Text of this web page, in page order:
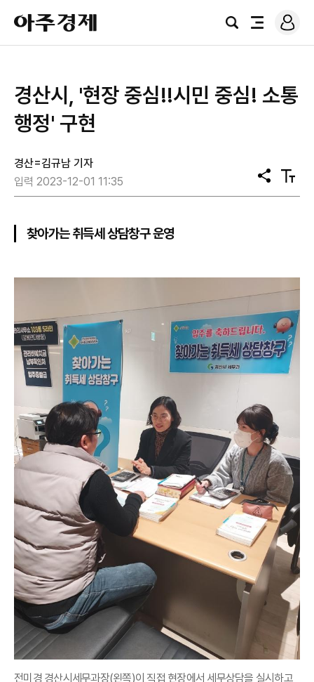
아
주
경
검
전
로
그
경산시, '현장 중심!!시민 중심! 소통
행정' 구현
경산=김규남 기자
입력 2023-12-01 11:35
공
유
텍
스
찾아가는 취득세 상담창구 운영
전미경 경산시세무과장(왼쪽)이 직접 현장에서 세무상담을 실시하고